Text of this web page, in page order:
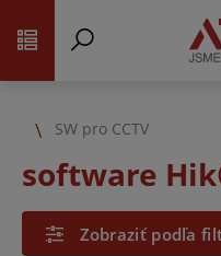
SW pro CCTV
software
Zobraziť podľa